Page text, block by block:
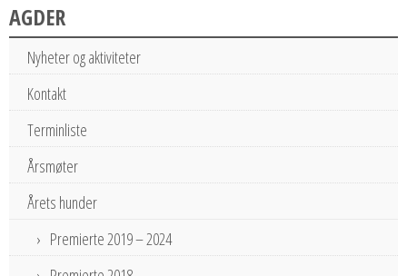
AGDER
Nyheter og aktiviteter
Kontakt
Terminliste
Årsmøter
Årets hunder
Premierte 2019 – 2024